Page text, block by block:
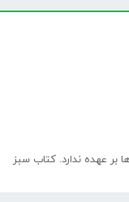
عهده ندارد. کتاب سبز